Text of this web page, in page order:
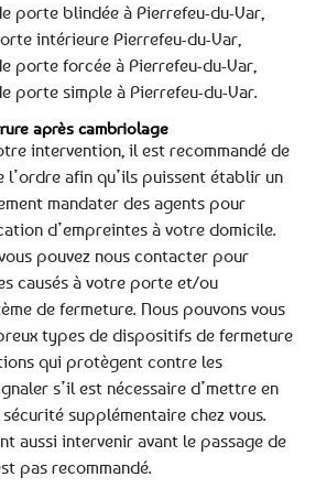
porte blindée à Pierrefeu-du-Var,
intérieure Pierrefeu-du-Var,
porte forcée à Pierrefeu-du-Var,
porte simple à Pierrefeu-du-Var.
après cambriolage
intervention, il est recommandé de
afin qu’ils puissent établir un
mandater des agents pour
d’empreintes à votre domicile.
pouvez nous contacter pour
causés à votre porte et/ou
de fermeture. Nous pouvons vous
types de dispositifs de fermeture
qui protègent contre les
s’il est nécessaire d’mettre en
supplémentaire chez vous.
aussi intervenir avant le passage de
pas recommandé.